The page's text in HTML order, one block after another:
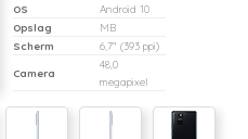
OS
Android 10
Opslag
MB
Scherm
6,7" (393 ppi)
Camera
48,0
megapixel